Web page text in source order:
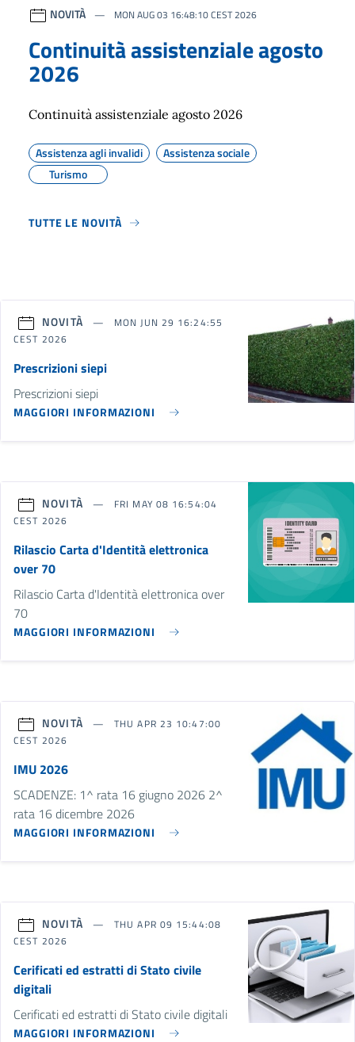
NOVITÀ MON AUG 03 16:48:10 CEST 2026
Continuità assistenziale agosto
2026
Continuità assistenziale agosto 2026
Assistenza agli invalidi
Assistenza sociale
Turismo
TUTTE LE NOVITÀ
NOVITÀ
MON JUN 29 16:24:55
CEST 2026
Prescrizioni siepi
Prescrizioni siepi
MAGGIORI INFORMAZIONI
NOVITÀ
FRI MAY 08 16:54:04
CEST 2026
Rilascio Carta d'Identità elettronica
over 70
Rilascio Carta d'Identità elettronica over
70
MAGGIORI INFORMAZIONI
NOVITÀ
THU APR 23 10:47:00
CEST 2026
IMU 2026
SCADENZE: 1^ rata 16 giugno 2026 2^
rata 16 dicembre 2026
MAGGIORI INFORMAZIONI
NOVITÀ
THU APR 09 15:44:08
CEST 2026
Cerificati ed estratti di Stato civile
digitali
Cerificati ed estratti di Stato civile digitali
MAGGIORI INFORMAZIONI